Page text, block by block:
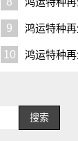
通知
9
鸿运特种
假通知
10
鸿运特种
搜索